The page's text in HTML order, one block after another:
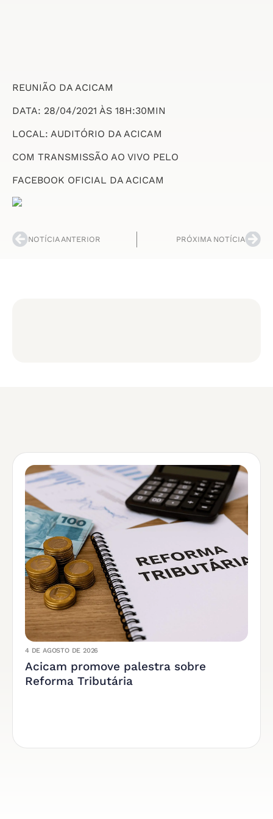
REUNIÃO DA ACICAM
DATA: 28/04/2021 ÀS 18H:30MIN
LOCAL: AUDITÓRIO DA ACICAM
COM TRANSMISSÃO AO VIVO PELO
FACEBOOK OFICIAL DA ACICAM
NOTÍCIA ANTERIOR PRÓXIMA NOTÍCIA
4 DE AGOSTO DE 2026
Acicam promove palestra sobre
Reforma Tributária